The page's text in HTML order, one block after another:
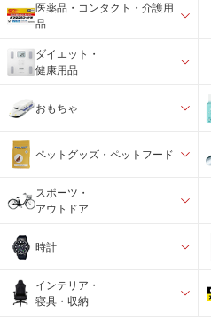
医薬品・コンタクト・介護用
品
ダイエット・
健康用品
おもちゃ
ペットグッズ・ペットフード
スポーツ・
アウトドア
時計
インテリア・
寝具・収納